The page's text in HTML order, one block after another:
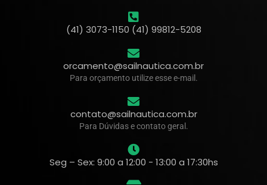
(41) 3073-1150 (41) 99812-5208
orcamento@sailnautica.com.br
Para orçamento utilize esse e-mail.
contato@sailnautica.com.br
Para Dúvidas e contato geral.
Seg – Sex: 9:00 a 12:00 - 13:00 a 17:30hs